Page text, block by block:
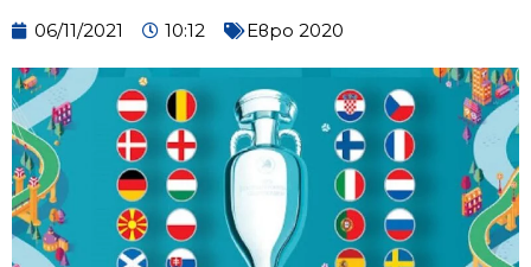
06/11/2021 10:12 Евро 2020